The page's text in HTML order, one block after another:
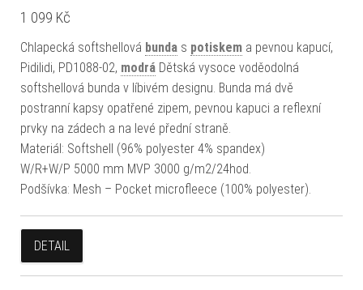
1 099 Kč
Chlapecká softshellová bunda s potiskem a pevnou kapucí,
Pidilidi, PD1088-02, modrá Dětská vysoce voděodolná
softshellová bunda v líbivém designu. Bunda má dvě
postranní kapsy opatřené zipem, pevnou kapuci a reflexní
prvky na zádech a na levé přední straně.
Materiál: Softshell (96% polyester 4% spandex)
W/R+W/P 5000 mm MVP 3000 g/m2/24hod.
Podšívka: Mesh – Pocket microfleece (100% polyester).
DETAIL